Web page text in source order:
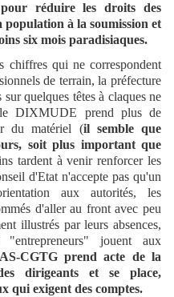
réduire les droits des
à la soumission et
six mois paradisiaques.
qui ne correspondent
de terrain, la préfecture
quelques têtes à claques ne
le DIXMUDE prend plus de
du matériel (il semble que
soit plus important que
tardent à venir renforcer les
d'Etat n'accepte pas qu'un
aux autorités, les
d'aller au front avec peu
illustrés par leurs absences,
jouent aux
CGTG prend acte de la
dirigeants et se place,
qui exigent des comptes.